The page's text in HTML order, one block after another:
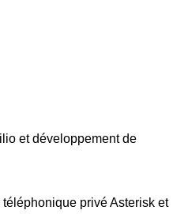
et développement de
privé Asterisk et